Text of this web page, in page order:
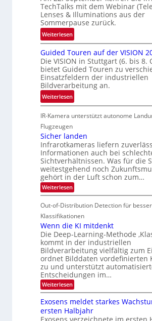
t
t
e
c
h
n
i
k
t
z
w
i
s
c
h
e
n
4
K
M
e
m
s
u
n
d
M
a
n
t
i
S
p
e
c
t
r
a
e
g
r
e
z
t
e
M
ö
g
l
i
c
h
k
e
i
t
e
n
TechTalks mit dem Webinar
Lenses & Illuminations aus der
Sommerpause zurück.
Weiterlesen:
R
ü
c
k
k
e
h
d
e
r
i
n
V
I
S
I
O
N
T
e
c
h
T
a
l
k
s
Guided Touren auf der VISION
Die VISION in Stuttgart (6. bis 8.
bietet Guided Touren zu
Einsatzfeldern der industriellen
Bildverarbeitung an.
Weiterlesen:
G
u
i
d
e
d
T
o
u
r
e
u
d
e
r
V
I
I
O
IR-Kamera unterstützt autonome
Flugzeugen
Sicher landen
Infrarotkameras liefern
Informationen auch bei
Sichtverhältnissen. Was für die
weitestgehend noch
gehört in der Luft schon zum…
Weiterlesen:
S
c
h
e
l
a
n
d
e
n
Out-of-Distribution Detection für
Klassifikationen
Wenn die KI mitdenkt
Die Deep-Learning-Methode
kommt in der industriellen
Bildverarbeitung vielfältig zum
ordnet Bilddaten vordefinierten
zu und unterstützt
Entscheidungen im…
Weiterlesen:
W
n
n
d
Exosens meldet starkes
ersten Halbjahr